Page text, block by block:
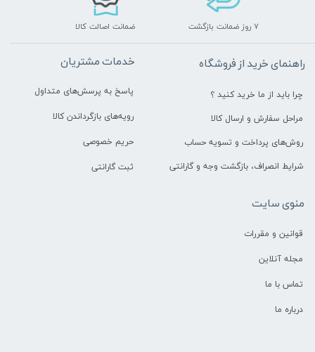
۷ روز ضمانت بازگشت ضمانت اصالت کالا
راهنمای خرید از فروشگاه
چرا باید از ما خرید کنید ؟
مراحل سفارش و ارسال کالا
روش‌های پرداخت و تسویه حساب
شرایط انصراف، بازگشت وجه و گارانتی
خدمات مشتریان
پاسخ به پرسش‌های متداول
رویه‌های بازگرداندن کالا
حریم خصوصی
ثبت گارانتی
منوی سایت
قوانین و مقررات
مجله آنلاین
تماس با ما
درباره ما